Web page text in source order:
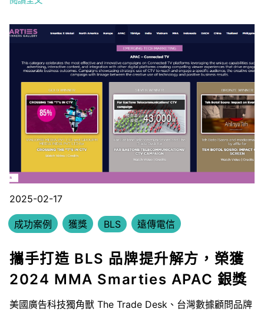
2025-02-17
成功案例 獲獎 BLS 遠傳電信
攜手打造 BLS 品牌提升解方，榮獲
2024 MMA Smarties APAC 銀獎
美國廣告科技獨角獸 The Trade Desk、台灣數據顧問品牌